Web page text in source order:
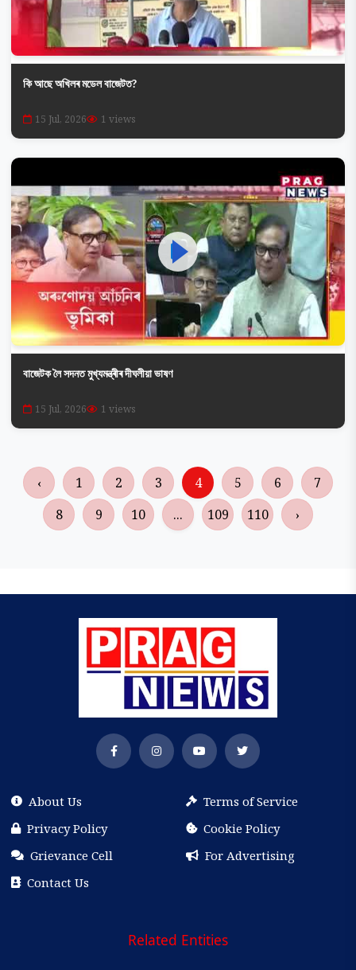
কি আছে অখিলৰ মডেল বাজেটত?
15 Jul, 2026 1 views
বাজেটক লৈ সদনত মুখ্যমন্ত্ৰীৰ দীঘলীয়া ভাষণ
15 Jul, 2026 1 views
‹ 1 2 3 4 5 6
7
8
9 10 ... 109 110 ›
About Us
Terms of Service
Privacy Policy
Cookie Policy
Grievance Cell
For Advertising
Contact Us
Related Entities